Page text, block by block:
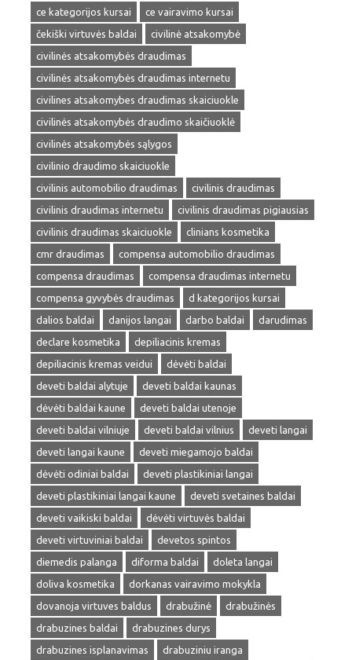
ce kategorijos kursai
ce vairavimo kursai
čekiški virtuvės baldai
civilinė atsakomybė
civilinės atsakomybės draudimas
civilinės atsakomybės draudimas internetu
civilines atsakomybes draudimas skaiciuokle
civilinės atsakomybės draudimo skaičiuoklė
civilinės atsakomybės sąlygos
civilinio draudimo skaiciuokle
civilinis automobilio draudimas
civilinis draudimas
civilinis draudimas internetu
civilinis draudimas pigiausias
civilinis draudimas skaiciuokle
clinians kosmetika
cmr draudimas
compensa automobilio draudimas
compensa draudimas
compensa draudimas internetu
compensa gyvybės draudimas
d kategorijos kursai
dalios baldai
danijos langai darbo baldai
darudimas
declare kosmetika
depiliacinis kremas
depiliacinis kremas veidui
dėvėti baldai
deveti baldai alytuje
deveti baldai kaunas
dėvėti baldai kaune
deveti baldai utenoje
deveti baldai vilniuje
deveti baldai vilnius
deveti langai
deveti langai kaune
deveti miegamojo baldai
dėvėti odiniai baldai
deveti plastikiniai langai
deveti plastikiniai langai kaune
deveti svetaines baldai
deveti vaikiski baldai
dėvėti virtuvės baldai
deveti virtuviniai baldai
devetos spintos
diemedis palanga
diforma baldai
doleta langai
doliva kosmetika
dorkanas vairavimo mokykla
dovanoja virtuves baldus
drabužinė
drabužinės
drabuzines baldai
drabuzines durys
drabuzines isplanavimas
drabuziniu iranga